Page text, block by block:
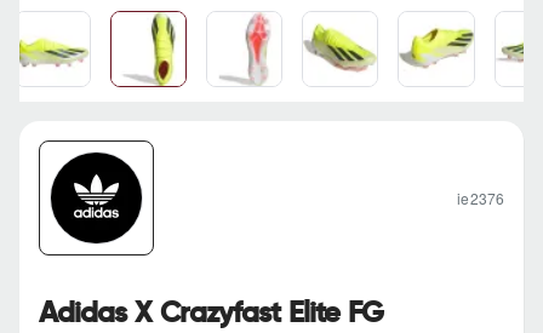
Adidas X Crazyfast Elite FG
ie2376